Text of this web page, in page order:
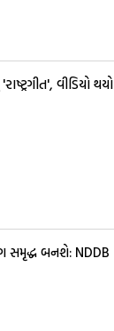
વીડિયો થયો
સમૃદ્ધ બનશે: NDDB